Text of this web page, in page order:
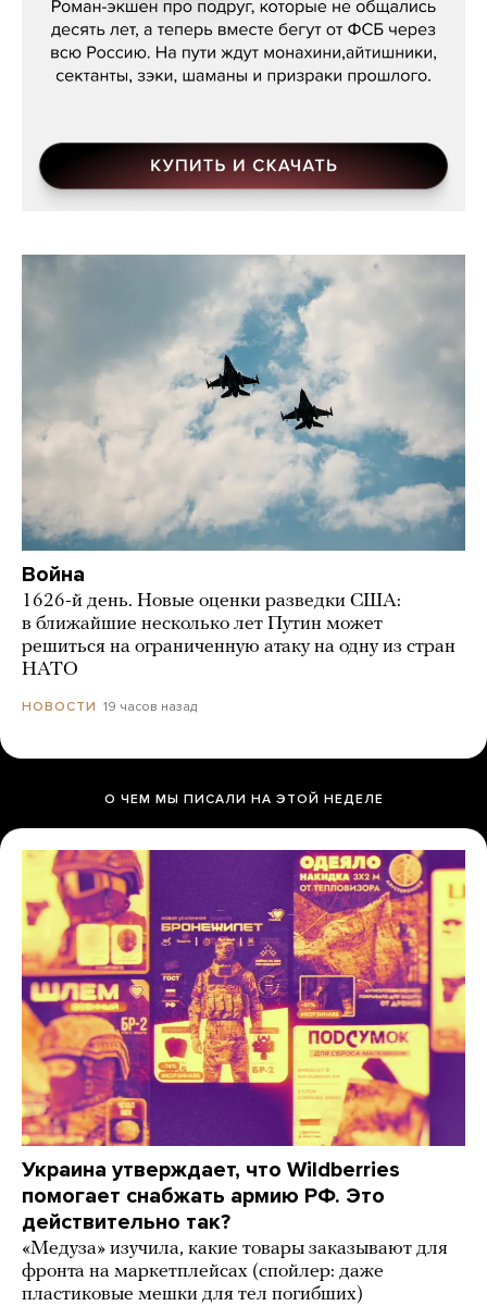
Война
1626-й день. Новые оценки разведки США:
в ближайшие несколько лет Путин может
решиться на ограниченную атаку на одну из стран
НАТО
НОВОСТИ 19 часов назад
О ЧЕМ МЫ ПИСАЛИ НА ЭТОЙ НЕДЕЛЕ
Украина утверждает, что Wildberries
помогает снабжать армию РФ. Это
действительно так?
«Медуза» изучила, какие товары заказывают для
фронта на маркетплейсах (спойлер: даже
пластиковые мешки для тел погибших)